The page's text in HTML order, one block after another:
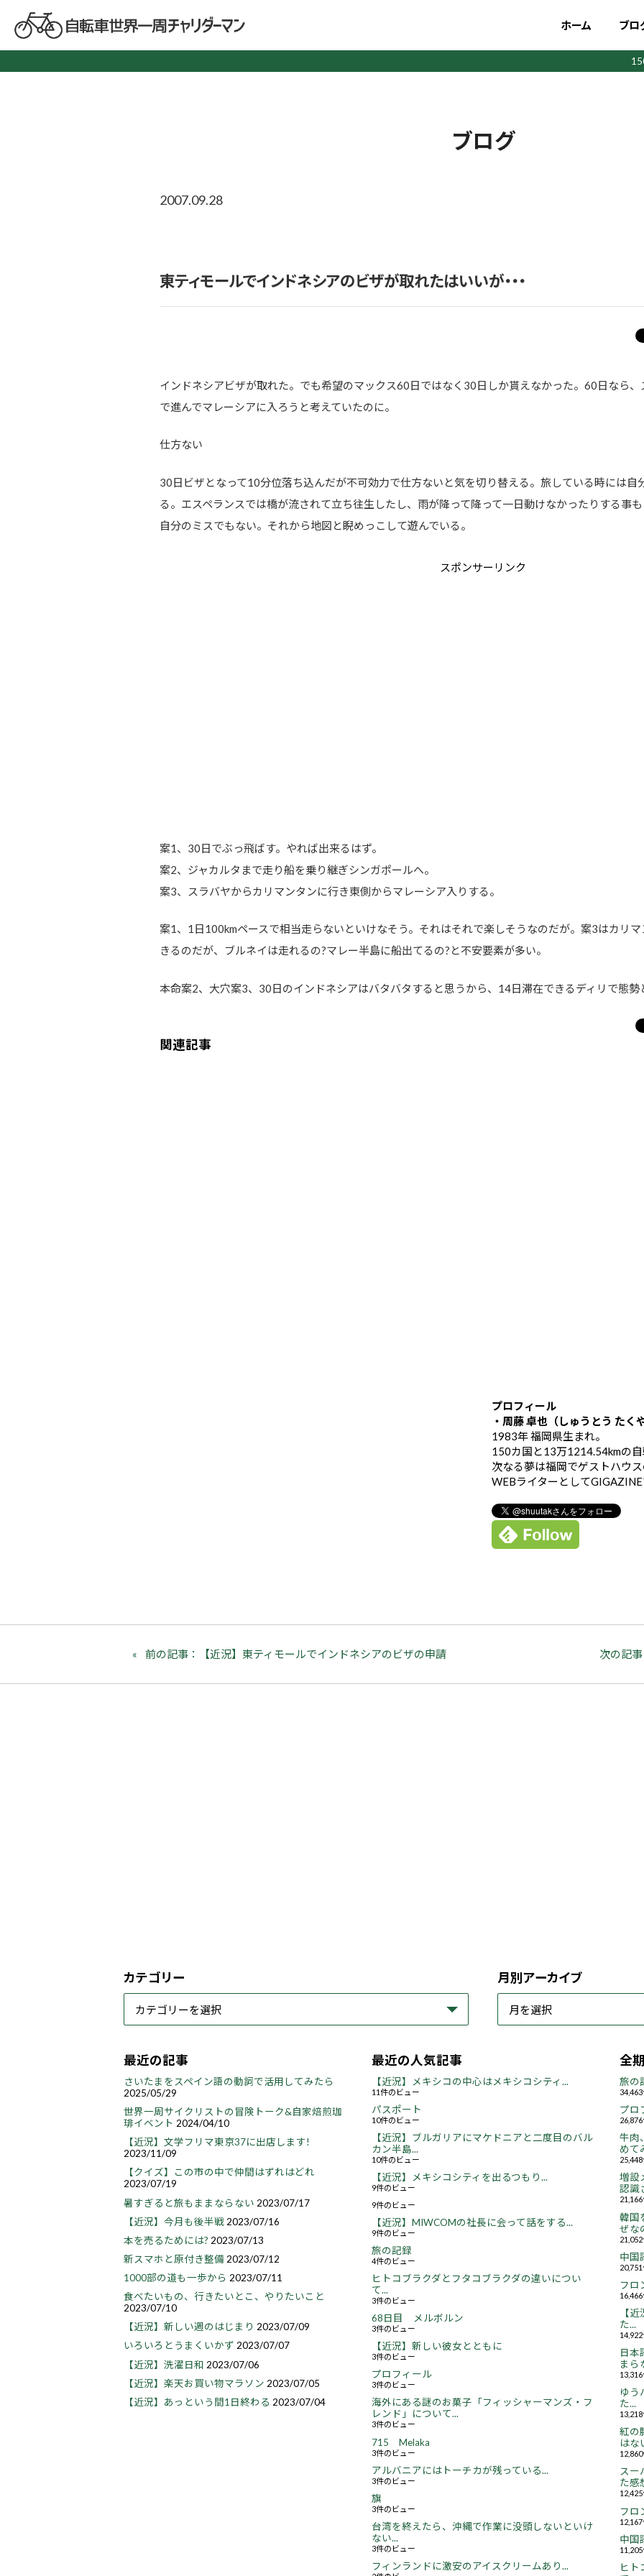
ホーム ブロ
ブログ
2007.09.28
東ティモールでインドネシアのビザが取れたはいいが・・・
インドネシアビザが取れた。でも希望のマックス60日ではなく30日しか貰えなかった。60日なら
で進んでマレーシアに入ろうと考えていたのに。
仕方ない
30日ビザとなって10分位落ち込んだが不可効力で仕方ないと気を切り替える。旅している時には自
る。エスペランスでは橋が流されて立ち往生したし、雨が降って降って一日動けなかったりする事
自分のミスでもない。それから地図と睨めっこして遊んでいる。
スポンサーリンク
案1、30日でぶっ飛ばす。やれば出来るはず。
案2、ジャカルタまで走り船を乗り継ぎシンガポールへ。
案3、スラバヤからカリマンタンに行き東側からマレーシア入りする。
案1、1日100kmペースで相当走らないといけなそう。それはそれで楽しそうなのだが。案3はカリ
きるのだが、ブルネイは走れるの?マレー半島に船出てるの?と不安要素が多い。
本命案2、大穴案3、30日のインドネシアはバタバタすると思うから、14日滞在できるディリで態勢
関連記事
プロフィール
・周藤 卓也（しゅうとう たくや
1983年 福岡県生まれ。
150カ国と13万1214.54kmの自
次なる夢は福岡でゲストハウス
WEBライターとして
前の記事：【近況】東ティモールでインドネシアのビザの申請 次の記
カテゴリー 月別アーカイブ
最近の記事
さいたまをスペイン語の動詞で活用してみたら
2025/05/29
世界一周サイクリストの冒険トーク&自家焙煎珈
琲イベント 2024/04/10
【近況】文学フリマ東京37に出店します!
2023/11/09
【クイズ】この市の中で仲間はずれはどれ
2023/07/19
暑すぎると旅もままならない 2023/07/17
【近況】今月も後半戦 2023/07/16
本を売るためには? 2023/07/13
新スマホと原付き整備 2023/07/12
1000部の道も一歩から 2023/07/11
食べたいもの、行きたいとこ、やりたいこと
2023/07/10
【近況】新しい週のはじまり 2023/07/09
いろいろとうまくいかず 2023/07/07
【近況】洗濯日和 2023/07/06
【近況】楽天お買い物マラソン 2023/07/05
【近況】あっという間1日終わる 2023/07/04
最近の人気記事
【近況】メキシコの中心はメキシコシティ...
11件のビュー
パスポート
10件のビュー
【近況】ブルガリアにマケドニアと二度目のバル
カン半島...
10件のビュー
【近況】メキシコシティを出るつもり...
9件のビュー
9件のビュー
【近況】MIWCOMの社長に会って話をする...
9件のビュー
旅の記録
4件のビュー
ヒトコブラクダとフタコブラクダの違いについ
て...
3件のビュー
68日目 メルボルン
3件のビュー
【近況】新しい彼女とともに
3件のビュー
プロフィール
3件のビュー
海外にある謎のお菓子「フィッシャーマンズ・フ
レンド」について...
3件のビュー
715 Melaka
3件のビュー
アルバニアにはトーチカが残っている...
3件のビュー
旗
3件のビュー
台湾を終えたら、沖縄で作業に没頭しないといけ
ない...
3件のビュー
フィンランドに激安のアイスクリームあり...
全
旅の
プロ
牛肉
めて
増設
認識
韓国
ぜな
中国
フロ
【
た...
日本
まら
ゆう
た...
紅の
はな
スー
た感
フロ
中国
ヒト